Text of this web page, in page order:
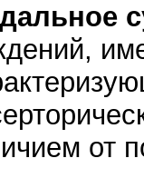
от